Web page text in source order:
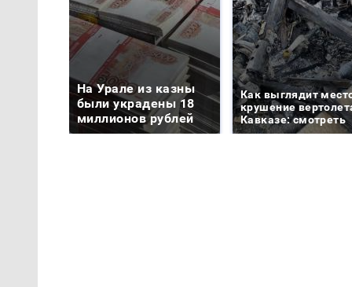
На Урале из казны
были украдены 18
миллионов рублей
Как выглядит
крушение
Кавказе: смотреть